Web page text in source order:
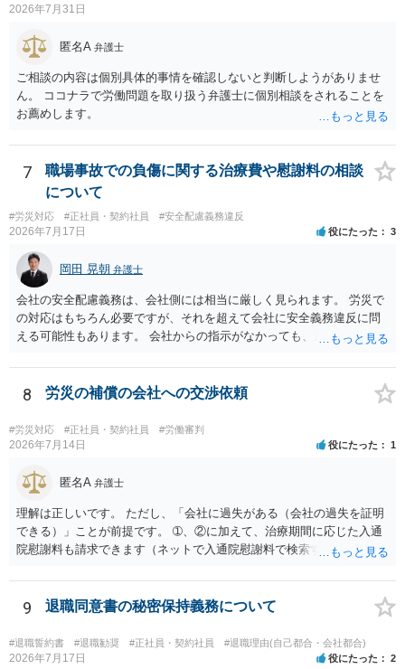
2026年7月31日
匿名A 弁護士
ご相談の内容は個別具体的事情を確認しないと判断しようがありませ
ん。 ココナラで労働問題を取り扱う弁護士に個別相談をされることを
お薦めします。
7
職場事故での負傷に関する治療費や慰謝料の相談
について
#労災対応 #正社員・契約社員 #安全配慮義務違反
2026年7月17日 役にたった 3
岡田 晃朝 弁護士
会社の安全配慮義務は、会社側には相当に厳しく見られます。 労災で
の対応はもちろん必要ですが、それを超えて会社に安全義務違反に問
える可能性もあります。 会社からの指示がなかっても、逆に危険な作
実地指導をしていないことが問題になった事例もあります。ですの
で、指示が無ければ免責されるわけではありません。責任追及の交渉
8 労災の補償の会社への交渉依頼
#労災対応 #正社員・契約社員 #労働審判
2026年7月14日 役にたった 1
匿名A 弁護士
理解は正しいです。 ただし、「会社に過失がある（会社の過失を証明
できる）」ことが前提です。 ➀、②に加えて、治療期間に応じた入通
院慰謝料も請求できます（ネットで入通院慰謝料で検索すると詳しい
後遺障害慰謝料も請求できます。これらは後遺障害の等級、あなたの
収入、年齢等で大きく変わりますので一般的にいくらとは言えませ
ん。 弁護士に依頼する費用はそれぞれの弁護士で異なるので個別に聞
いてみるしかありませんが、旧日弁連規準を使った着手金・成功報酬
方式と着手金ゼロまたは少額で成功報酬大目の方式のどちらかが多い
9 退職同意書の秘密保持義務について
#退職誓約書 #退職勧奨 #正社員・契約社員 #退職理由(自己都合・会社都合)
2026年7月17日 役にたった 2